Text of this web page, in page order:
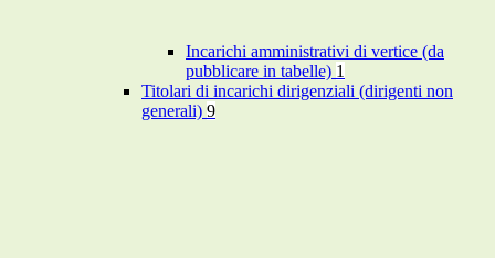
Incarichi amministrativi di vertice (da
pubblicare in tabelle) 1
Titolari di incarichi dirigenziali (dirigenti non
generali) 9